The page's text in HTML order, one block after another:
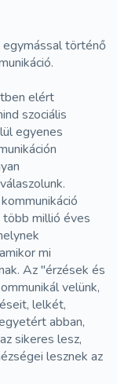
történő
elért
szociális
egyenes
millió éves
mi
Az "érzések és
velünk,
lelkét,
abban,
sikeres lesz,
lesznek az